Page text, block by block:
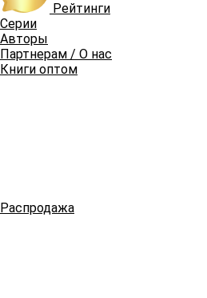
Рейтинги
Серии
Авторы
Партнерам / О нас
Книги оптом
Распродажа